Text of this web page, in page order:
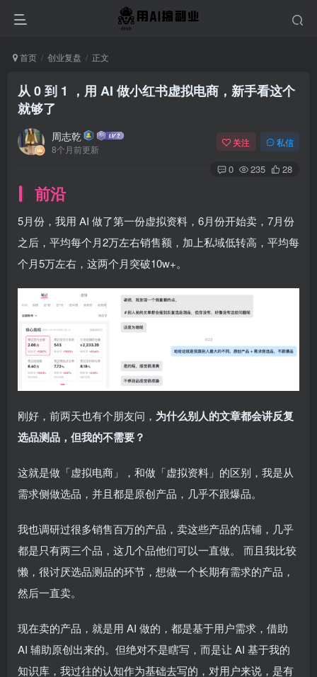
首页 创业复盘 正文
从 0 到 1 ，用 AI 做小红书虚拟电商，新手看这个
就够了
周志乾
8个月前更新
关注 私信
0 235 28
前沿
5月份，我用 AI 做了第一份虚拟资料，6月份开始卖，7月份
之后，平均每个月2万左右销售额，加上私域低转高，平均每
个月5万左右，这两个月突破10w+。
刚好，前两天也有个朋友问， 为什么别人的文章都会讲反复
选品测品，但我的不需要？
这就是做「虚拟电商」，和做「虚拟资料」的区别，我是从
需求侧做选品，并且都是原创产品，几乎不跟爆品。
我也调研过很多销售百万的产品，卖这些产品的店铺，几乎
都是只有两三个品，这几个品他们可以一直做。 而且我比较
懒，很讨厌选品测品的环节，想做一个长期有需求的产品，
然后一直卖。
现在卖的产品，就是用 AI 做的，都是基于用户需求，借助
AI 辅助原创出来的。但绝对不是瞎写，而是让 AI 基于我的
知识库，我过往的认知作为基础去写的，对用户来说，是有